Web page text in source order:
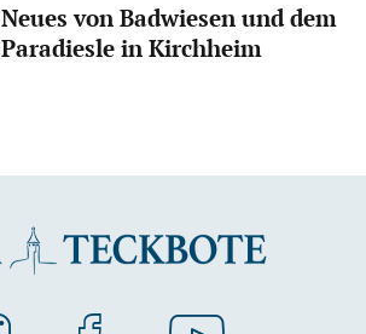
Neues von Badwiesen und dem
Paradiesle in Kirchheim